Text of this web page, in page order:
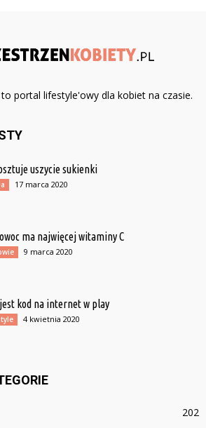
portal lifestyle'owy dla kobiet na czasie.
uszycie sukienki
17 marca 2020
ma najwięcej witaminy C
9 marca 2020
kod na internet w play
4 kwietnia 2020
202